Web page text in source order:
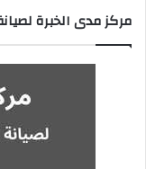
مركز مدى الخبرة